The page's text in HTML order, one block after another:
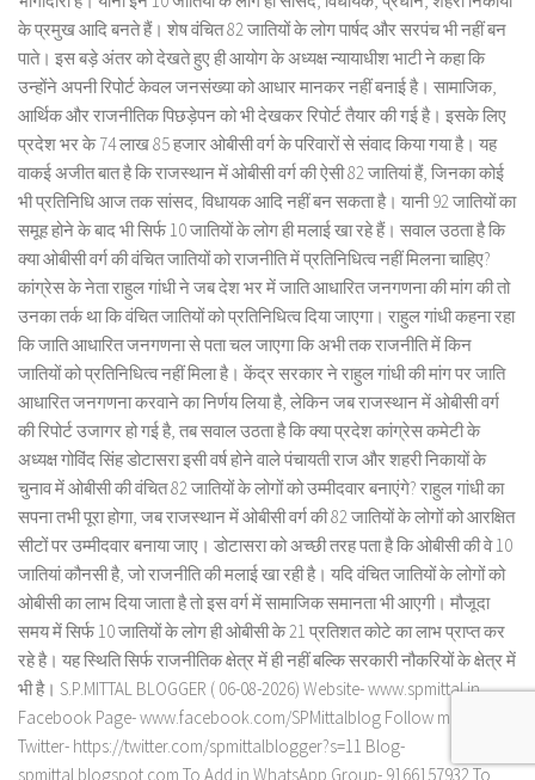
के प्रमुख आदि बनते हैं। शेष वंचित 82 जातियों के लोग पार्षद और सरपंच भी नहीं बन
पाते। इस बड़े अंतर को देखते हुए ही आयोग के अध्यक्ष न्यायाधीश भाटी ने कहा कि
उन्होंने अपनी रिपोर्ट केवल जनसंख्या को आधार मानकर नहीं बनाई है। सामाजिक,
आर्थिक और राजनीतिक पिछड़ेपन को भी देखकर रिपोर्ट तैयार की गई है। इसके लिए
प्रदेश भर के 74 लाख 85 हजार ओबीसी वर्ग के परिवारों से संवाद किया गया है। यह
वाकई अजीत बात है कि राजस्थान में ओबीसी वर्ग की ऐसी 82 जातियां हैं, जिनका कोई
भी प्रतिनिधि आज तक सांसद, विधायक आदि नहीं बन सकता है। यानी 92 जातियों का
समूह होने के बाद भी सिर्फ 10 जातियों के लोग ही मलाई खा रहे हैं। सवाल उठता है कि
क्या ओबीसी वर्ग की वंचित जातियों को राजनीति में प्रतिनिधित्व नहीं मिलना चाहिए?
कांग्रेस के नेता राहुल गांधी ने जब देश भर में जाति आधारित जनगणना की मांग की तो
उनका तर्क था कि वंचित जातियों को प्रतिनिधित्व दिया जाएगा। राहुल गांधी कहना रहा
कि जाति आधारित जनगणना से पता चल जाएगा कि अभी तक राजनीति में किन
जातियों को प्रतिनिधित्व नहीं मिला है। केंद्र सरकार ने राहुल गांधी की मांग पर जाति
आधारित जनगणना करवाने का निर्णय लिया है, लेकिन जब राजस्थान में ओबीसी वर्ग
की रिपोर्ट उजागर हो गई है, तब सवाल उठता है कि क्या प्रदेश कांग्रेस कमेटी के
अध्यक्ष गोविंद सिंह डोटासरा इसी वर्ष होने वाले पंचायती राज और शहरी निकायों के
चुनाव में ओबीसी की वंचित 82 जातियों के लोगों को उम्मीदवार बनाएंगे? राहुल गांधी का
सपना तभी पूरा होगा, जब राजस्थान में ओबीसी वर्ग की 82 जातियों के लोगों को आरक्षित
सीटों पर उम्मीदवार बनाया जाए। डोटासरा को अच्छी तरह पता है कि ओबीसी की वे 10
जातियां कौनसी है, जो राजनीति की मलाई खा रही है। यदि वंचित जातियों के लोगों को
ओबीसी का लाभ दिया जाता है तो इस वर्ग में सामाजिक समानता भी आएगी। मौजूदा
समय में सिर्फ 10 जातियों के लोग ही ओबीसी के 21 प्रतिशत कोटे का लाभ प्राप्त कर
रहे है। यह स्थिति सिर्फ राजनीतिक क्षेत्र में ही नहीं बल्कि सरकारी नौकरियों के क्षेत्र में
भी है। S.P.MITTAL BLOGGER ( 06-08-2026) Website- www.spmittal.in
Facebook Page- www.facebook.com/SPMittalblog Follow me on
Twitter- https://twitter.com/spmittalblogger?s=11 Blog-
spmittal.blogspot.com To Add in WhatsApp Group- 9166157932 To